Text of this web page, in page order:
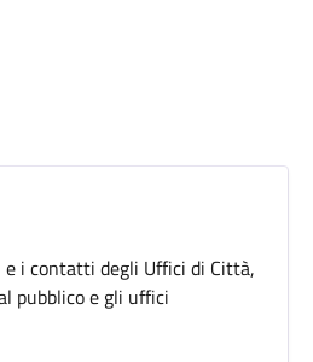
i contatti degli Uffici di Città,
pubblico e gli uffici